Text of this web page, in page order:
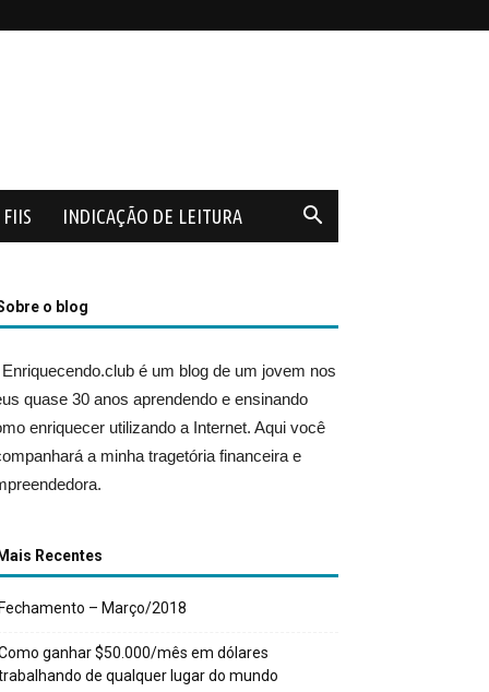
INDICAÇÃO DE LEITURA
o blog
é um blog de um jovem nos
quase 30 anos aprendendo e ensinando
enriquecer utilizando a Internet. Aqui você
a minha tragetória financeira e
Mais Recentes
Fechamento – Março/2018
ganhar $50.000/mês em dólares
de qualquer lugar do mundo